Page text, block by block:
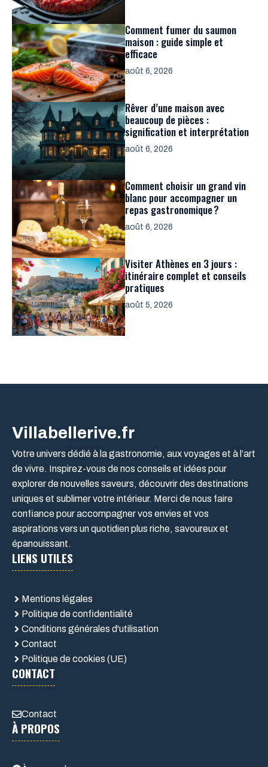
Comment fumer du saumon
maison : guide simple et
efficace
août 6, 2026
Rêver d’une maison avec
beaucoup de pièces :
signification et interprétation
août 6, 2026
Comment choisir un grand vin
blanc pour accompagner un
repas gastronomique ?
août 6, 2026
Visiter Athènes en 3 jours :
itinéraire complet et conseils
pratiques
août 5, 2026
Villabellerive.fr
Votre univers dédié à la gastronomie, aux voyages et à l’art
de vivre. Inspirez-vous de nos conseils et idées pour
explorer de nouvelles saveurs, découvrir des destinations
uniques et sublimer votre intérieur. Merci de nous faire
confiance pour accompagner vos envies et vos
aspirations vers un quotidien plus riche, savoureux et
épanouissant.
LIENS UTILES
Mentions légales
Politique de confidentialité
Conditions générales d'utilisation
Contact
Politique de cookies (UE)
CONTACT
Contact
À PROPOS